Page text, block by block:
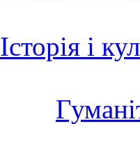
Історія і